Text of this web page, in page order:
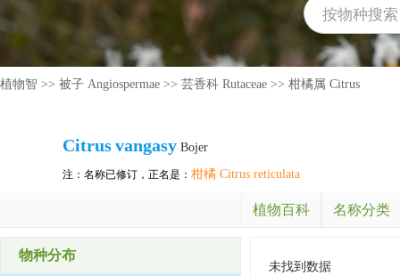
植物智 >> 被子 Angiospermae >> 芸香科 Rutaceae >> 柑橘属 Citrus
Citrusvangasy Bojer
注：名称已修订，正名是： 柑橘 Citrus reticulata
植物百科 名称分类
物种分布
未找到数据